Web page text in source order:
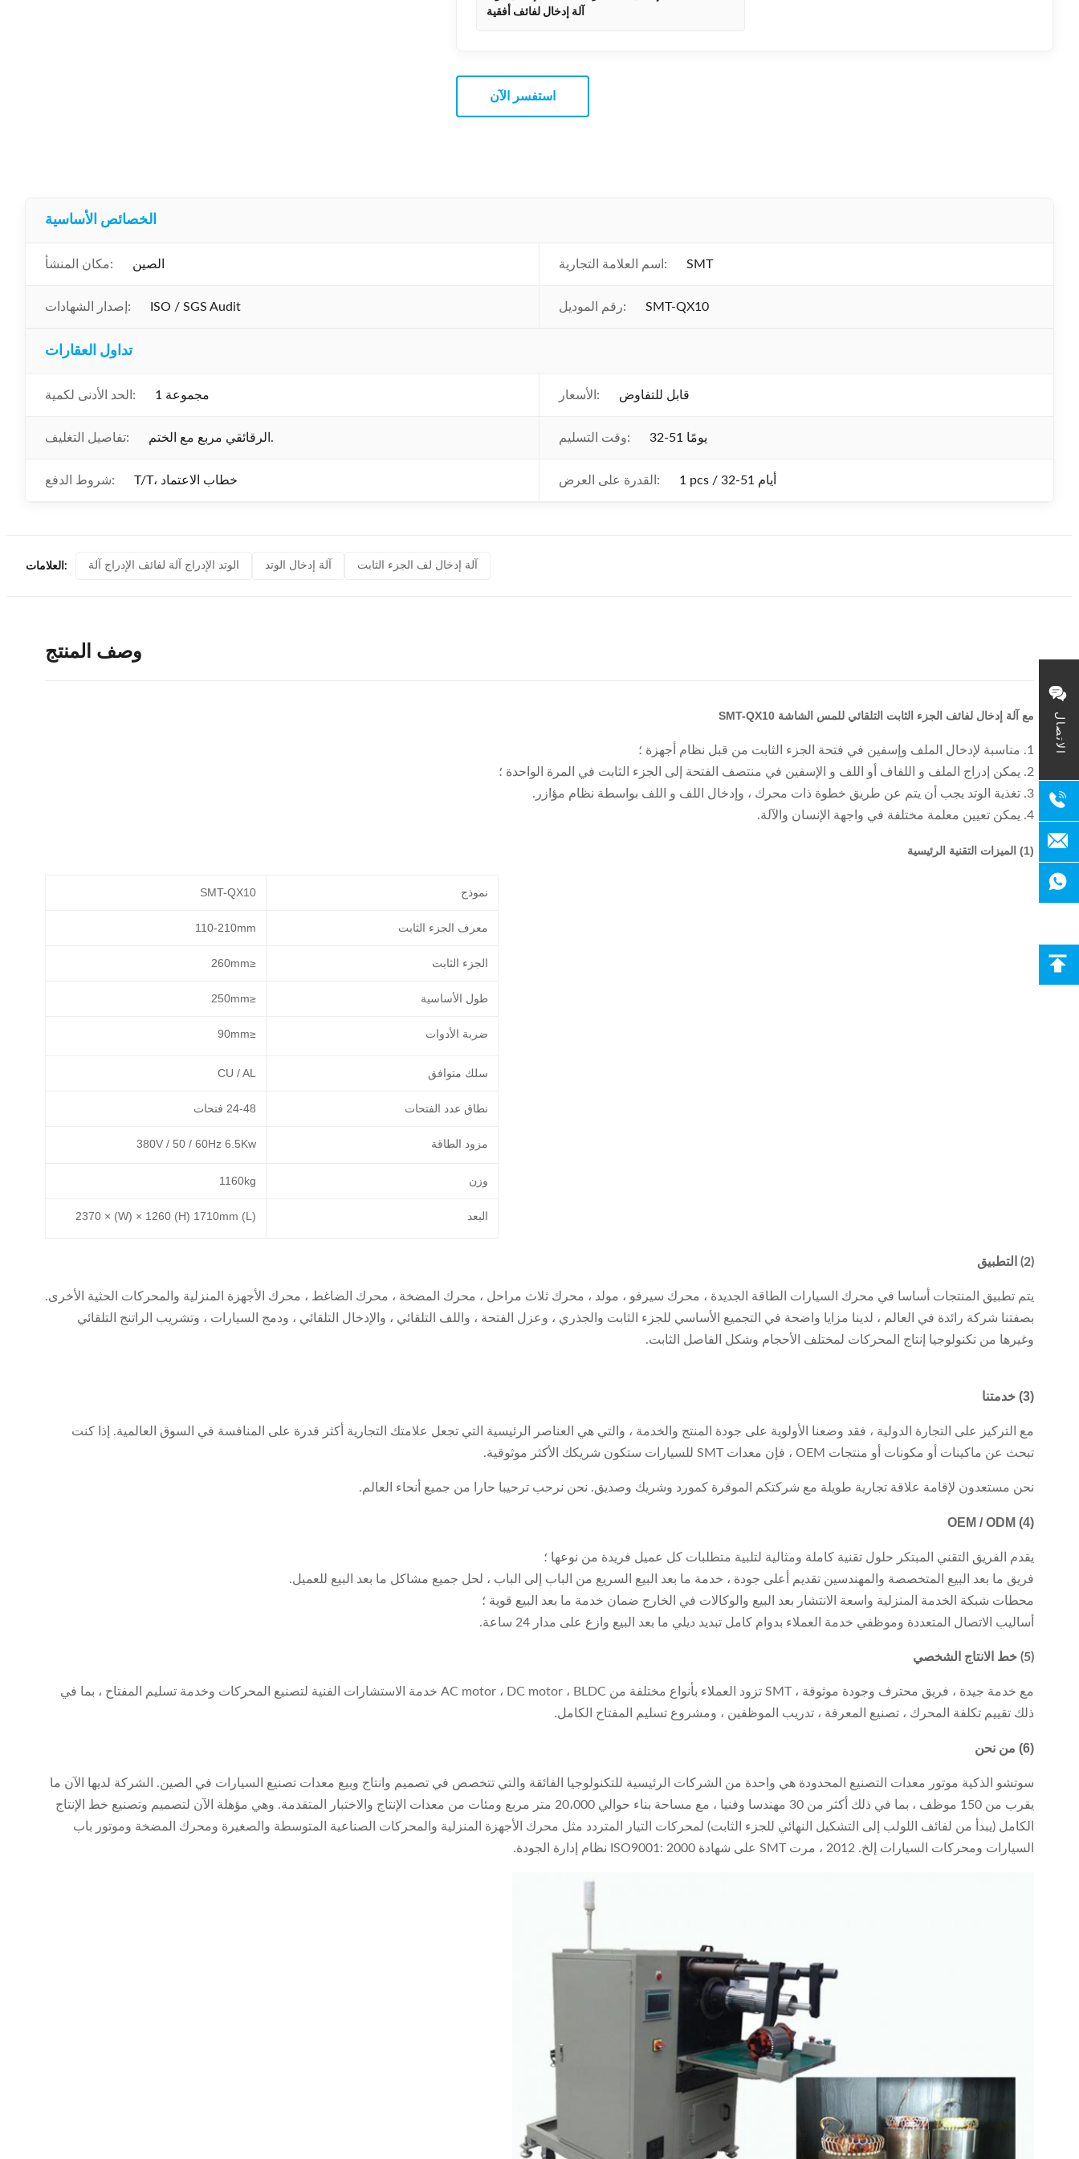
الاتصال
آلة إدخال لفائف أفقية
استفسر الآن
الخصائص الأساسية
مكان المنشأ: الصين اسم العلامة التجارية: SMT
إصدار الشهادات: ISO / SGS Audit رقم الموديل: SMT-QX10
تداول العقارات
الحد الأدنى لكمية: 1 مجموعة الأسعار: قابل للتفاوض
تفاصيل التغليف: الرقائقي مربع مع الختم. وقت التسليم: 32-51 يومًا
شروط الدفع: T/T، خطاب الاعتماد القدرة على العرض: 1 pcs / 32-51 أيام
العلامات: الوتد الإدراج آلة لفائف الإدراج آلة آلة إدخال الوتد آلة إدخال لف الجزء الثابت
وصف المنتج
مع آلة إدخال لفائف الجزء الثابت التلقائي للمس الشاشة SMT-QX10
1. مناسبة لإدخال الملف وإسفين في فتحة الجزء الثابت من قبل نظام أجهزة ؛
2. يمكن إدراج الملف و اللفاف أو اللف و الإسفين في منتصف الفتحة إلى الجزء الثابت في المرة الواحدة ؛
3. تغذية الوتد يجب أن يتم عن طريق خطوة ذات محرك ، وإدخال اللف و اللف بواسطة نظام مؤازر.
4. يمكن تعيين معلمة مختلفة في واجهة الإنسان والآلة.
(1) الميزات التقنية الرئيسية
نموذج SMT-QX10
معرف الجزء الثابت 110-210mm
الجزء الثابت ≤260mm
طول الأساسية ≤250mm
ضربة الأدوات ≤90mm
سلك متوافق CU / AL
نطاق عدد الفتحات 24-48 فتحات
مزود الطاقة 380V / 50 / 60Hz 6.5Kw
وزن 1160kg
البعد (L) 2370 × (W) × 1260 (H) 1710mm
(2) التطبيق
يتم تطبيق المنتجات أساسا في محرك السيارات الطاقة الجديدة ، محرك سيرفو ، مولد ، محرك ثلاث مراحل ، محرك المضخة ، محرك الضاغط ، محرك الأجهزة المنزلية والمحركات الحثية الأخرى.
بصفتنا شركة رائدة في العالم ، لدينا مزايا واضحة في التجميع الأساسي للجزء الثابت والجذري ، وعزل الفتحة ، واللف التلقائي ، والإدخال التلقائي ، ودمج السيارات ، وتشريب الراتنج التلقائي
وغيرها من تكنولوجيا إنتاج المحركات لمختلف الأحجام وشكل الفاصل الثابت.
(3) خدمتنا
مع التركيز على التجارة الدولية ، فقد وضعنا الأولوية على جودة المنتج والخدمة ، والتي هي العناصر الرئيسية التي تجعل علامتك التجارية أكثر قدرة على المنافسة في السوق العالمية. إذا كنت
تبحث عن ماكينات أو مكونات أو منتجات OEM ، فإن معدات SMT للسيارات ستكون شريكك الأكثر موثوقية.
نحن مستعدون لإقامة علاقة تجارية طويلة مع شركتكم الموقرة كمورد وشريك وصديق. نحن نرحب ترحيبا حارا من جميع أنحاء العالم.
(4)
OEM / ODM
يقدم الفريق التقني المبتكر حلول تقنية كاملة ومثالية لتلبية متطلبات كل عميل فريدة من نوعها ؛
فريق ما بعد البيع المتخصصة والمهندسين تقديم أعلى جودة ، خدمة ما بعد البيع السريع من الباب إلى الباب ، لحل جميع مشاكل ما بعد البيع للعميل.
محطات شبكة الخدمة المنزلية واسعة الانتشار بعد البيع والوكالات في الخارج ضمان خدمة ما بعد البيع قوية ؛
أساليب الاتصال المتعددة وموظفي خدمة العملاء بدوام كامل تبديد ديلي ما بعد البيع وازع على مدار 24 ساعة.
(5) خط الانتاج الشخصي
مع خدمة جيدة ، فريق محترف وجودة موثوقة ، SMT تزود العملاء بأنواع مختلفة من AC motor ، DC motor ، BLDC خدمة الاستشارات الفنية لتصنيع المحركات وخدمة تسليم المفتاح ، بما في
ذلك تقييم تكلفة المحرك ، تصنيع المعرفة ، تدريب الموظفين ، ومشروع تسليم المفتاح الكامل.
(6) من نحن
سوتشو الذكية موتور معدات التصنيع المحدودة هي واحدة من الشركات الرئيسية للتكنولوجيا الفائقة والتي تتخصص في تصميم وانتاج وبيع معدات تصنيع السيارات في الصين. الشركة لديها الآن ما
يقرب من 150 موظف ، بما في ذلك أكثر من 30 مهندسا وفنيا ، مع مساحة بناء حوالي 20،000 متر مربع ومئات من معدات الإنتاج والاختبار المتقدمة. وهي مؤهلة الآن لتصميم وتصنيع خط الإنتاج
الكامل (يبدأ من لفائف اللولب إلى التشكيل النهائي للجزء الثابت) لمحركات التيار المتردد مثل محرك الأجهزة المنزلية والمحركات الصناعية المتوسطة والصغيرة ومحرك المضخة وموتور باب
السيارات ومحركات السيارات إلخ. 2012 ، مرت SMT على شهادة ISO9001: 2000 نظام إدارة الجودة.